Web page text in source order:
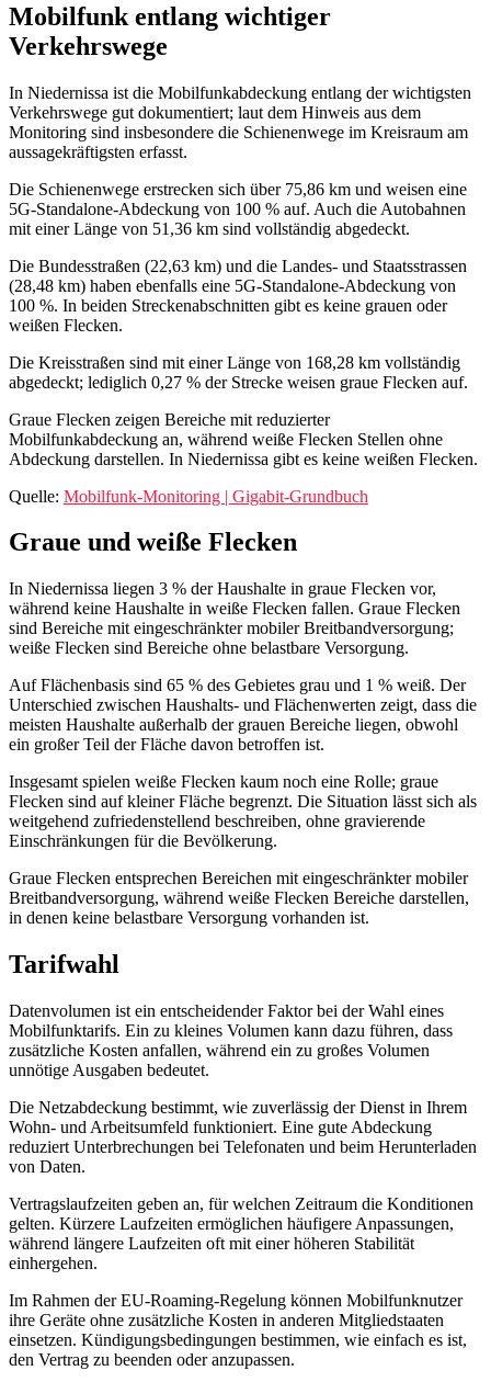
Mobilfunk entlang wichtiger
Verkehrswege
In Niedernissa ist die Mobilfunkabdeckung entlang der wichtigsten
Verkehrswege gut dokumentiert; laut dem Hinweis aus dem
Monitoring sind insbesondere die Schienenwege im Kreisraum am
aussagekräftigsten erfasst.
Die Schienenwege erstrecken sich über 75,86 km und weisen eine
5G-Standalone-Abdeckung von 100 % auf. Auch die Autobahnen
mit einer Länge von 51,36 km sind vollständig abgedeckt.
Die Bundesstraßen (22,63 km) und die Landes- und Staatsstrassen
(28,48 km) haben ebenfalls eine 5G-Standalone-Abdeckung von
100 %. In beiden Streckenabschnitten gibt es keine grauen oder
weißen Flecken.
Die Kreisstraßen sind mit einer Länge von 168,28 km vollständig
abgedeckt; lediglich 0,27 % der Strecke weisen graue Flecken auf.
Graue Flecken zeigen Bereiche mit reduzierter
Mobilfunkabdeckung an, während weiße Flecken Stellen ohne
Abdeckung darstellen. In Niedernissa gibt es keine weißen Flecken.
Quelle: Mobilfunk-Monitoring | Gigabit-Grundbuch
Graue und weiße Flecken
In Niedernissa liegen 3 % der Haushalte in graue Flecken vor,
während keine Haushalte in weiße Flecken fallen. Graue Flecken
sind Bereiche mit eingeschränkter mobiler Breitbandversorgung;
weiße Flecken sind Bereiche ohne belastbare Versorgung.
Auf Flächenbasis sind 65 % des Gebietes grau und 1 % weiß. Der
Unterschied zwischen Haushalts- und Flächenwerten zeigt, dass die
meisten Haushalte außerhalb der grauen Bereiche liegen, obwohl
ein großer Teil der Fläche davon betroffen ist.
Insgesamt spielen weiße Flecken kaum noch eine Rolle; graue
Flecken sind auf kleiner Fläche begrenzt. Die Situation lässt sich als
weitgehend zufriedenstellend beschreiben, ohne gravierende
Einschränkungen für die Bevölkerung.
Graue Flecken entsprechen Bereichen mit eingeschränkter mobiler
Breitbandversorgung, während weiße Flecken Bereiche darstellen,
in denen keine belastbare Versorgung vorhanden ist.
Tarifwahl
Datenvolumen ist ein entscheidender Faktor bei der Wahl eines
Mobilfunktarifs. Ein zu kleines Volumen kann dazu führen, dass
zusätzliche Kosten anfallen, während ein zu großes Volumen
unnötige Ausgaben bedeutet.
Die Netzabdeckung bestimmt, wie zuverlässig der Dienst in Ihrem
Wohn- und Arbeitsumfeld funktioniert. Eine gute Abdeckung
reduziert Unterbrechungen bei Telefonaten und beim Herunterladen
von Daten.
Vertragslaufzeiten geben an, für welchen Zeitraum die Konditionen
gelten. Kürzere Laufzeiten ermöglichen häufigere Anpassungen,
während längere Laufzeiten oft mit einer höheren Stabilität
einhergehen.
Im Rahmen der EU-Roaming-Regelung können Mobilfunknutzer
ihre Geräte ohne zusätzliche Kosten in anderen Mitgliedstaaten
einsetzen. Kündigungsbedingungen bestimmen, wie einfach es ist,
den Vertrag zu beenden oder anzupassen.